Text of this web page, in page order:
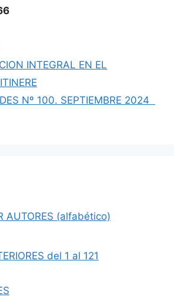
INTEGRAL EN EL
Nº 100. SEPTIEMBRE 2024
AUTORES (alfabético)
del 1 al 121